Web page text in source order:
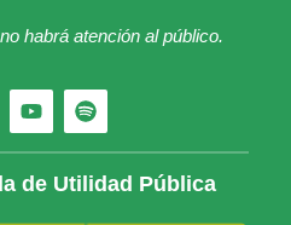
habrá atención al público.
de Utilidad Pública